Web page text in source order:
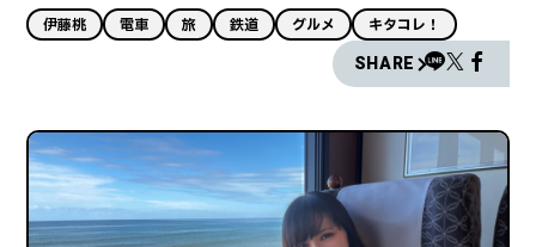
伊藤桃 電車 旅 鉄道 グルメ キタコレ！
SHARE